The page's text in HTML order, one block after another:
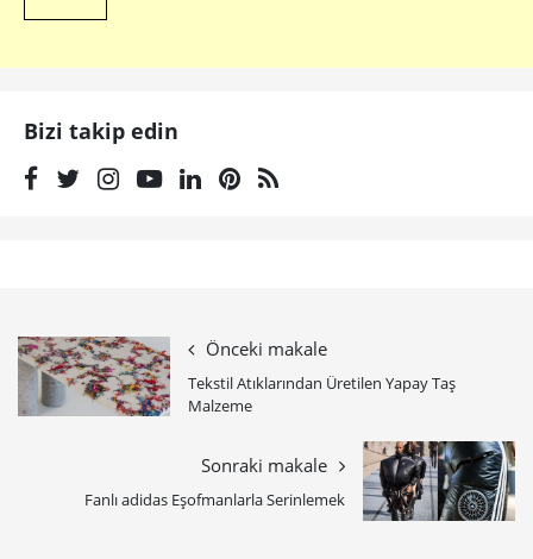
Bizi takip edin
Önceki makale
Tekstil Atıklarından Üretilen Yapay Taş
Malzeme
Sonraki makale
Fanlı adidas Eşofmanlarla Serinlemek